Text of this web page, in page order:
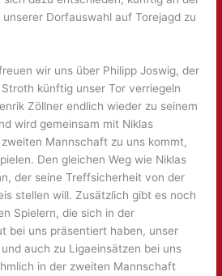
Dorfauswahl auf Torejagd zu
wir uns über Philipp Joswig, der
künftig unser Tor verriegeln
Zöllner endlich wieder zu seinem
wird gemeinsam mit Niklas
Mannschaft zu uns kommt,
Den gleichen Weg wie Niklas
der seine Treffsicherheit von der
stellen will. Zusätzlich gibt es noch
Spielern, die sich in der
bei uns präsentiert haben, unser
auch zu Ligaeinsätzen bei uns
in der zweiten Mannschaft